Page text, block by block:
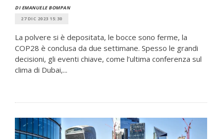
DI EMANUELE BOMPAN
27 DIC 2023 15:30
La polvere si è depositata, le bocce sono ferme, la
COP28 è conclusa da due settimane. Spesso le grandi
decisioni, gli eventi chiave, come l’ultima conferenza sul
clima di Dubai,...